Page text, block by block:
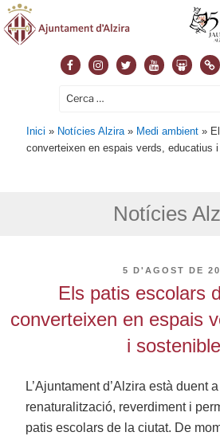
FacebookInstagram
TwitterYoutube
Cerca:
Inici » Notícies Alzira » Medi ambient »
converteixen en espais verds, educatius
Notícies
PUBLICAT
5 D'AGOST DE
Els patis escolars
converteixen en espais
i
L’Ajuntament d’Alzira està duent
renaturalització, reverdiment i
patis escolars de la ciutat. De